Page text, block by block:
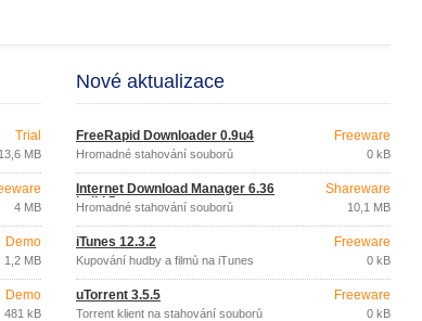
Trial
13,6 MB
4 MB
Demo
1,2 MB
Demo
481 kB
Nové aktualizace
FreeRapid Downloader 0.9u4
Hromadné stahování souborů
Freeware
0 kB
Internet Download Manager 6.36
build 5
Hromadné stahování souborů
Shareware
10,1 MB
iTunes 12.3.2
Kupování hudby a filmů na iTunes
Freeware
0 kB
uTorrent 3.5.5
Torrent klient na stahování souborů
Freeware
0 kB